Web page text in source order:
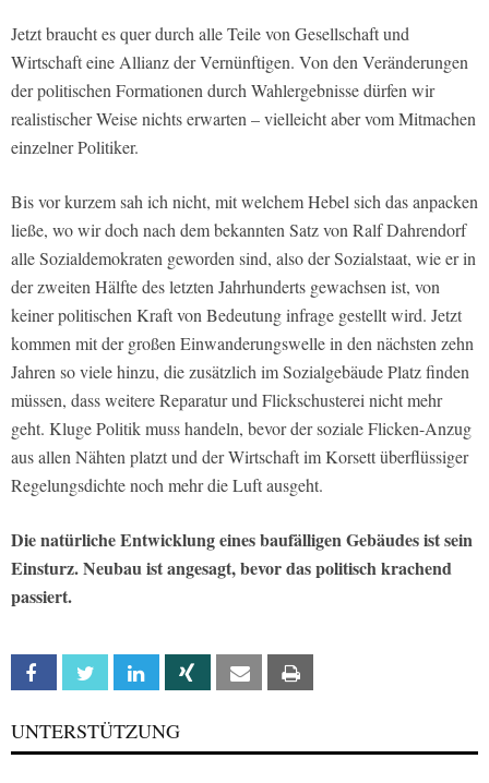
Jetzt braucht es quer durch alle Teile von Gesellschaft und
Wirtschaft eine Allianz der Vernünftigen. Von den Veränderungen
der politischen Formationen durch Wahlergebnisse dürfen wir
realistischer Weise nichts erwarten – vielleicht aber vom Mitmachen
einzelner Politiker.
Bis vor kurzem sah ich nicht, mit welchem Hebel sich das anpacken
ließe, wo wir doch nach dem bekannten Satz von Ralf Dahrendorf
alle Sozialdemokraten geworden sind, also der Sozialstaat, wie er in
der zweiten Hälfte des letzten Jahrhunderts gewachsen ist, von
keiner politischen Kraft von Bedeutung infrage gestellt wird. Jetzt
kommen mit der großen Einwanderungswelle in den nächsten zehn
Jahren so viele hinzu, die zusätzlich im Sozialgebäude Platz finden
müssen, dass weitere Reparatur und Flickschusterei nicht mehr
geht. Kluge Politik muss handeln, bevor der soziale Flicken-Anzug
aus allen Nähten platzt und der Wirtschaft im Korsett überflüssiger
Regelungsdichte noch mehr die Luft ausgeht.
Die natürliche Entwicklung eines baufälligen Gebäudes ist sein
Einsturz. Neubau ist angesagt, bevor das politisch krachend
passiert.
Facebook Twitter Linkedin Xing Email
UNTERSTÜTZUNG